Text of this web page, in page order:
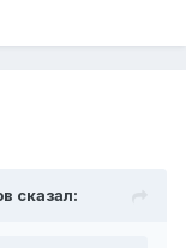
сказал: